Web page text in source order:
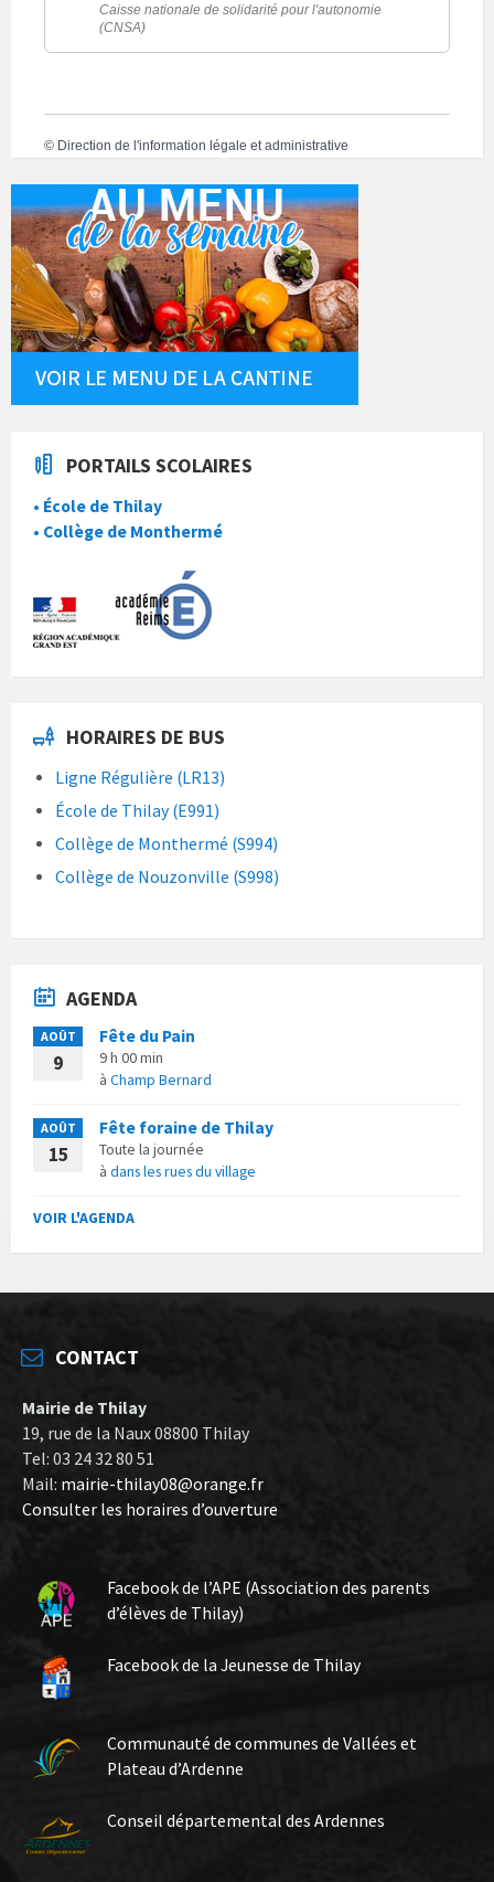
Caisse nationale de solidarité pour l'autonomie
(CNSA)
© Direction de l'information légale et administrative
PORTAILS SCOLAIRES
• École de Thilay
• Collège de Monthermé
HORAIRES DE BUS
Ligne Régulière (LR13)
École de Thilay (E991)
Collège de Monthermé (S994)
Collège de Nouzonville (S998)
AGENDA
AOÛT
9
Fête du Pain
9 h 00 min
à Champ Bernard
AOÛT
15
Fête foraine de Thilay
Toute la journée
à dans les rues du village
VOIR L'AGENDA
CONTACT
Mairie de Thilay
19, rue de la Naux 08800 Thilay
Tel: 03 24 32 80 51
Mail: mairie-thilay08@orange.fr
Consulter les horaires d’ouverture
Facebook de l’APE (Association des parents
d’élèves de Thilay)
Facebook de la Jeunesse de Thilay
Communauté de communes de Vallées et
Plateau d’Ardenne
Conseil départemental des Ardennes